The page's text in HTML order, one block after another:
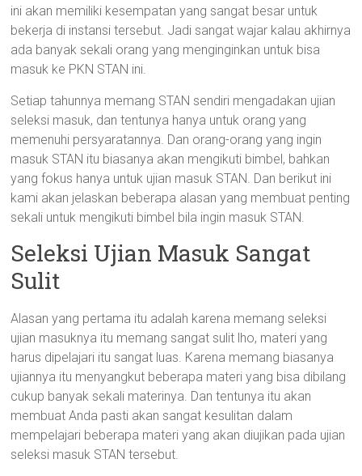
ini akan memiliki kesempatan yang sangat besar untuk
bekerja di instansi tersebut. Jadi sangat wajar kalau akhirnya
ada banyak sekali orang yang menginginkan untuk bisa
masuk ke PKN STAN ini.
Setiap tahunnya memang STAN sendiri mengadakan ujian
seleksi masuk, dan tentunya hanya untuk orang yang
memenuhi persyaratannya. Dan orang-orang yang ingin
masuk STAN itu biasanya akan mengikuti bimbel, bahkan
yang fokus hanya untuk ujian masuk STAN. Dan berikut ini
kami akan jelaskan beberapa alasan yang membuat penting
sekali untuk mengikuti bimbel bila ingin masuk STAN.
Seleksi Ujian Masuk Sangat
Sulit
Alasan yang pertama itu adalah karena memang seleksi
ujian masuknya itu memang sangat sulit lho, materi yang
harus dipelajari itu sangat luas. Karena memang biasanya
ujiannya itu menyangkut beberapa materi yang bisa dibilang
cukup banyak sekali materinya. Dan tentunya itu akan
membuat Anda pasti akan sangat kesulitan dalam
mempelajari beberapa materi yang akan diujikan pada ujian
seleksi masuk STAN tersebut.